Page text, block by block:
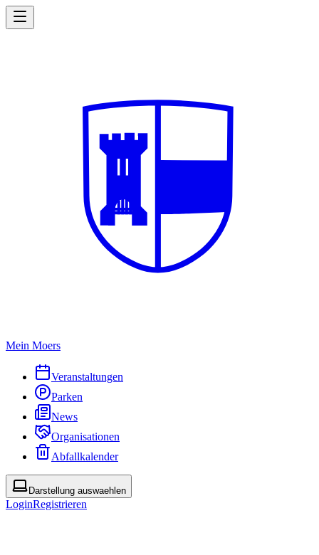
Mein Moers
Veranstaltungen
Parken
News
Organisationen
Abfallkalender
Darstellung auswaehlen
LoginRegistrieren